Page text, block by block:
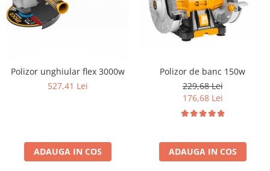
Polizor unghiular flex 3000w
527,41 Lei
ADAUGA IN COS
Polizor de banc 150w
229,68 Lei
176,68 Lei
ADAUGA IN COS